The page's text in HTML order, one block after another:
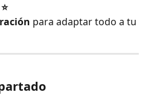
⭐
para adaptar todo a tu